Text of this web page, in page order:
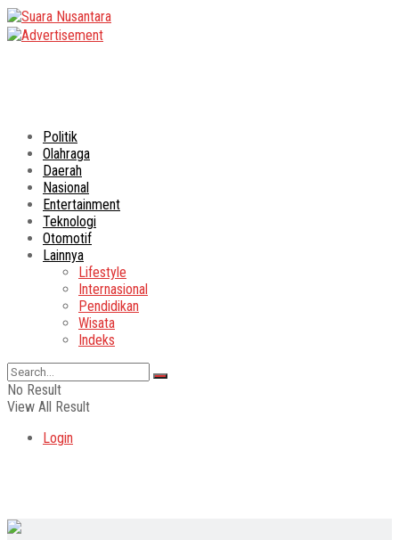
Politik
Olahraga
Daerah
Nasional
Entertainment
Teknologi
Otomotif
Lainnya
Lifestyle
Internasional
Pendidikan
Wisata
Indeks
No Result
View All Result
Login